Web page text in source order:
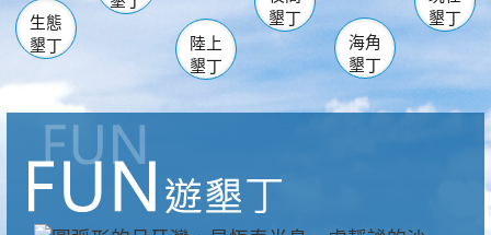
生態
墾丁
陸上
墾丁
墾丁
海角
墾丁
墾丁